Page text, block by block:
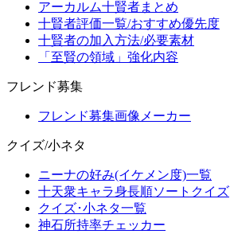
アーカルム十賢者まとめ
十賢者評価一覧/おすすめ優先度
十賢者の加入方法/必要素材
「至賢の領域」強化内容
フレンド募集
フレンド募集画像メーカー
クイズ/小ネタ
ニーナの好み(イケメン度)一覧
十天衆キャラ身長順ソートクイズ
クイズ･小ネタ一覧
神石所持率チェッカー